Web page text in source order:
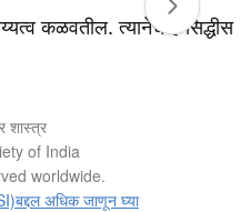
कळवतील. त्यानेच हे सिद्धीस
शास्त्र
of India
worldwide.
अधिक जाणून घ्या